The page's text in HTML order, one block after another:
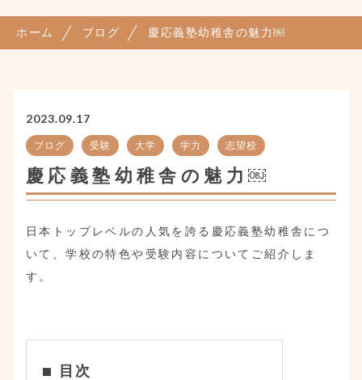
ホーム ブログ 慶応義塾幼稚舎の魅力￼
2023.09.17
ブログ 受験 大学 学力 志望校
慶応義塾幼稚舎の魅力￼
日本トップレベルの人気を誇る慶応義塾幼稚舎につ
いて、学校の特色や受験内容についてご紹介しま
す。
目次